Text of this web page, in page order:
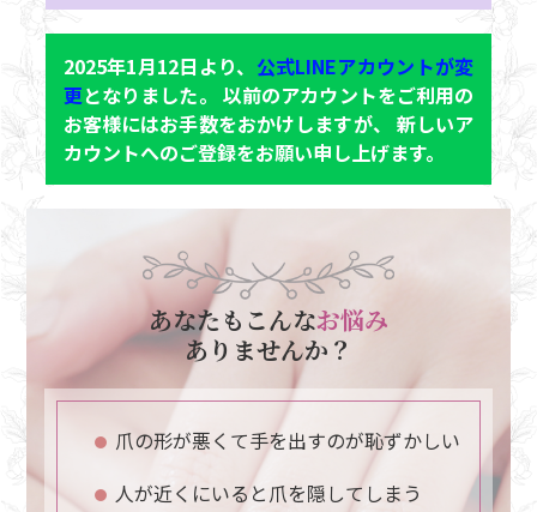
2025年1月12日より、 公式LINEアカウントが変
更となりました。 以前のアカウントをご利用の
お客様にはお手数をおかけしますが、 新しいア
カウントへのご登録をお願い申し上げます。
あなたもこんなお悩み
ありませんか？
爪の形が悪くて手を出すのが恥ずかしい
人が近くにいると爪を隠してしまう